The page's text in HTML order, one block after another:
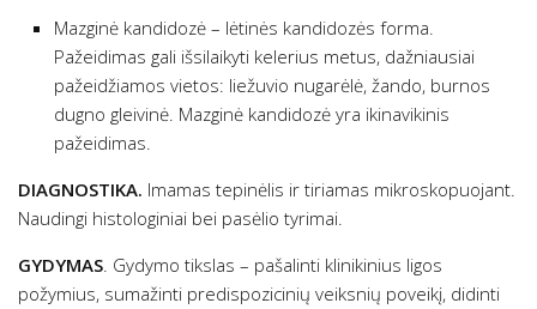
Mazginė kandidozė – lėtinės kandidozės forma.
Pažeidimas gali išsilaikyti kelerius metus, dažniausiai
pažeidžiamos vietos: liežuvio nugarėlė, žando, burnos
dugno gleivinė. Mazginė kandidozė yra ikinavikinis
pažeidimas.
DIAGNOSTIKA. Imamas tepinėlis ir tiriamas mikroskopuojant.
Naudingi histologiniai bei pasėlio tyrimai.
GYDYMAS. Gydymo tikslas – pašalinti klinikinius ligos
požymius, sumažinti predispozicinių veiksnių poveikį, didinti